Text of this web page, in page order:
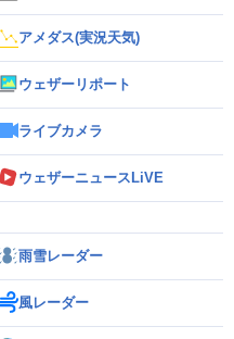
アメダス(実況天気)
ウェザーリポート
ライブカメラ
ウェザーニュースLiVE
雨雪レーダー
風レーダー